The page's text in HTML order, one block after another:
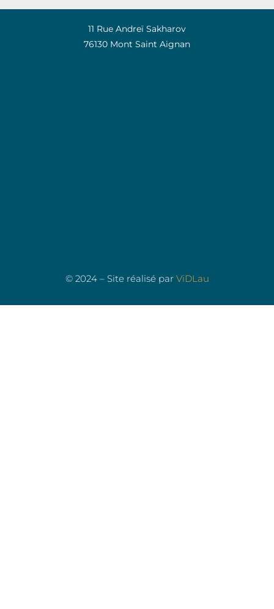
11 Rue Andreï Sakharov
76130 Mont Saint Aignan
© 2024 – Site réalisé par ViDLau